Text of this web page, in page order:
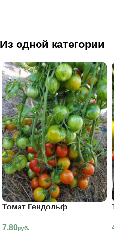
Из одной категории
Томат Гендольф
7.80руб.